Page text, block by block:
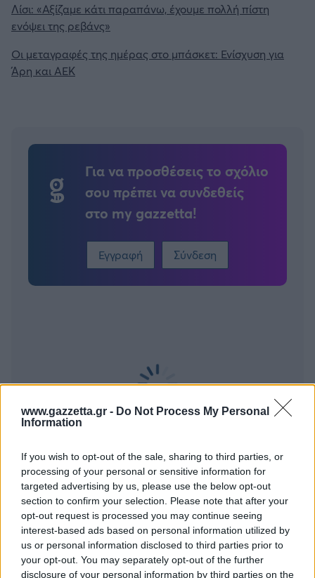
www.gazzetta.gr - Do Not Process My Personal
Information
If you wish to opt-out of the sale, sharing to third parties, or
processing of your personal or sensitive information for
targeted advertising by us, please use the below opt-out
section to confirm your selection. Please note that after your
opt-out request is processed you may continue seeing
interest-based ads based on personal information utilized by
us or personal information disclosed to third parties prior to
your opt-out. You may separately opt-out of the further
disclosure of your personal information by third parties on the
Λίσι: «Αξίζαμε κάτι παραπάνω, έχουμε πολλή πίστη
ενόψει της ρεβάνς»
Οι μεταγραφές της ημέρας στο μπάσκετ: Ενίσχυση για
Άρη και ΑΕΚ
Για να προσθέσεις το σχόλιο
σου πρέπει να συνδεθείς
στο my gazzetta!
Εγγραφή Σύνδεση
BEST OFINTERNET